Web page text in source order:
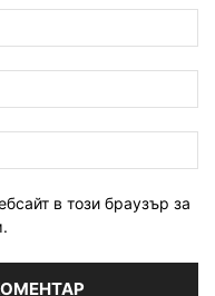
в този браузър за